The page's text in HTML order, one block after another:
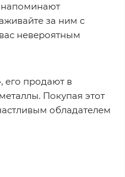
за ним с
невероятным
его продают в
Покупая этот
обладателем